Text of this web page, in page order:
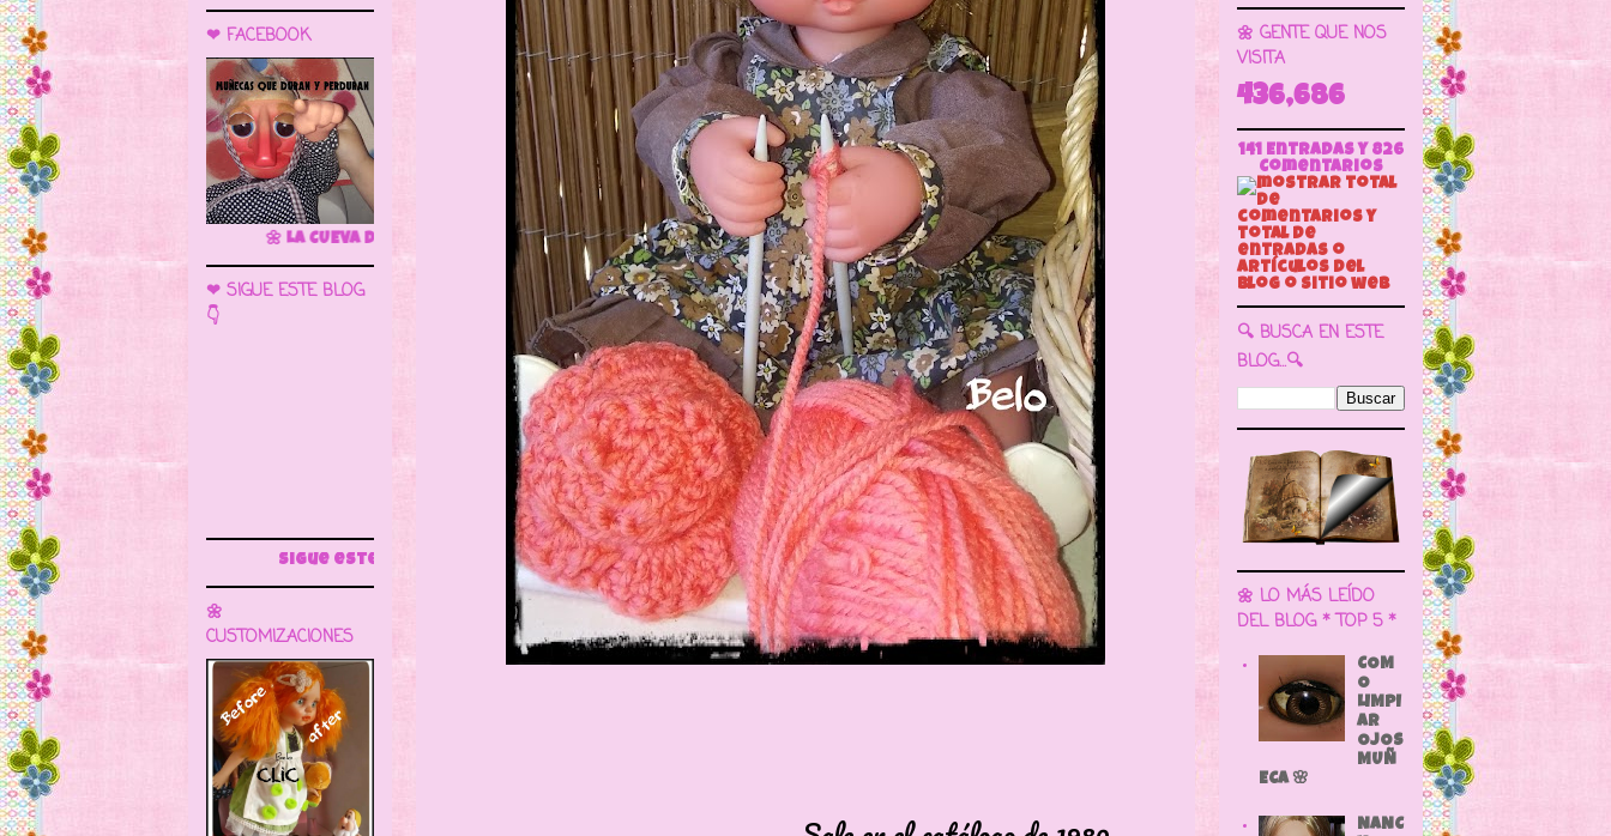
❤ FACEBOOK
🌼 LA CUEVA DE LAS MUÑECAS
❤ SIGUE ESTE BLOG
👇
Sigue este blog para más información
🌼
CUSTOMIZACIONES
🌼 GENTE QUE NOS
VISITA
436,686
141 Entradas y 826
Comentarios
🔍 BUSCA EN ESTE
BLOG...🔍
🌼 LO MÁS LEÍDO
DEL BLOG * TOP 5 *
COM
O
LIMPI
AR
OJOS
MUÑ
ECA 🌸
NANC